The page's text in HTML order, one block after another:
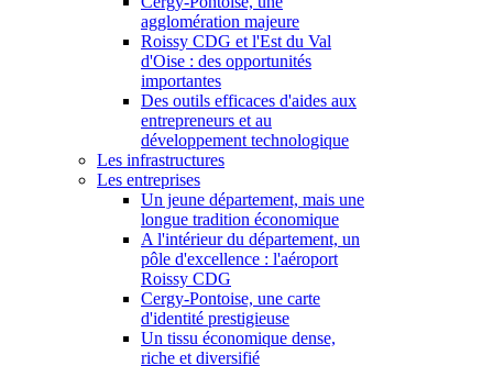
agglomération majeure
Roissy CDG et l'Est du Val
d'Oise : des opportunités
importantes
Des outils efficaces d'aides aux
entrepreneurs et au
développement technologique
Les infrastructures
Les entreprises
Un jeune département, mais une
longue tradition économique
A l'intérieur du département, un
pôle d'excellence : l'aéroport
Roissy CDG
Cergy-Pontoise, une carte
d'identité prestigieuse
Un tissu économique dense,
riche et diversifié